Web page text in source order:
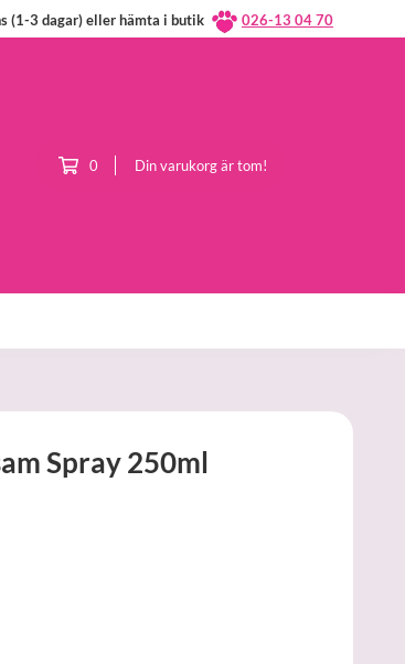
(1-3 dagar) eller hämta i butik 026-13 04 70
0 Din varukorg är tom!
Spray 250ml